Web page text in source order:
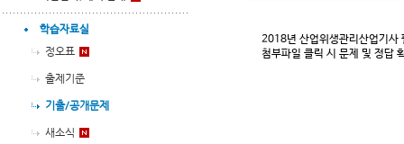
학습자료실
정오표
출제기준
기출/공개문제
새소식
2018년 산업위생관리산업기사
첨부파일 클릭 시 문제 및 정답